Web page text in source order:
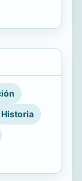
Historia